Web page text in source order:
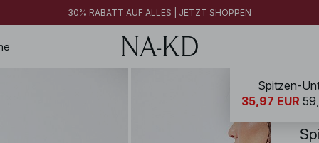
FINAL SALE | JETZT SHOPPEN
FINAL SALE | JETZT SHOPPEN
30% RABATT AUF ALLES | JETZT SHOPPEN
NA-
Spitzen-
35,97 EUR